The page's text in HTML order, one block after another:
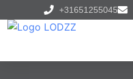
+31651255045